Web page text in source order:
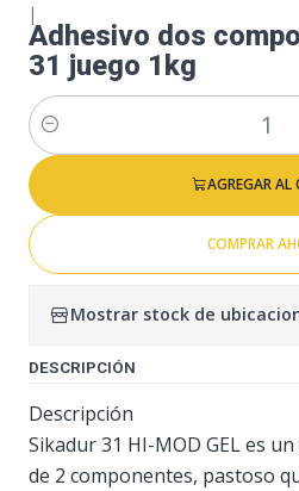
|
Adhesivo dos
31 juego 1kg
Cantidad
AGREGAR AL
COMPRAR
Mostrar stock de
DESCRIPCIÓN
Descripción
Sikadur 31 HI-MOD GEL es
de 2 componentes, pastoso